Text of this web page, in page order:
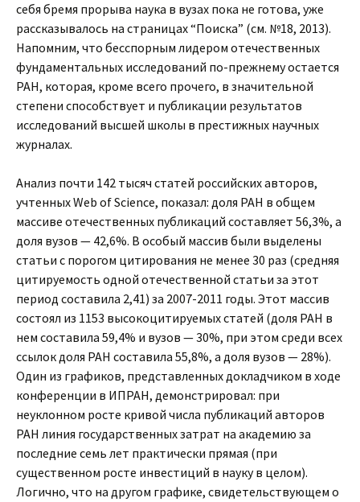
себя бремя прорыва наука в вузах пока не готова, уже
рассказывалось на страницах “Поиска” (см. №18, 2013).
Напомним, что бесспорным лидером отечественных
фундаментальных исследований по-прежнему остается
РАН, которая, кроме всего прочего, в значительной
степени способствует и публикации результатов
исследований высшей школы в престижных научных
журналах.
Анализ почти 142 тысяч статей российских авторов,
учтенных Web of Science, показал: доля РАН в общем
массиве отечественных публикаций составляет 56,3%, а
доля вузов — 42,6%. В особый массив были выделены
статьи с порогом цитирования не менее 30 раз (средняя
цитируемость одной отечественной статьи за этот
период составила 2,41) за 2007-2011 годы. Этот массив
состоял из 1153 высокоцитируемых статей (доля РАН в
нем составила 59,4% и вузов — 30%, при этом среди всех
ссылок доля РАН составила 55,8%, а доля вузов — 28%).
Один из графиков, представленных докладчиком в ходе
конференции в ИПРАН, демонстрировал: при
неуклонном росте кривой числа публикаций авторов
РАН линия государственных затрат на академию за
последние семь лет практически прямая (при
существенном росте инвестиций в науку в целом).
Логично, что на другом графике, свидетельствующем о